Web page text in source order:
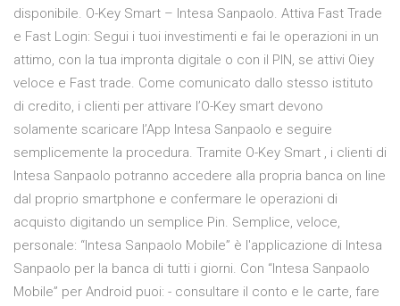
disponibile. O-Key Smart – Intesa Sanpaolo. Attiva Fast Trade
e Fast Login: Segui i tuoi investimenti e fai le operazioni in un
attimo, con la tua impronta digitale o con il PIN, se attivi Oiey
veloce e Fast trade. Come comunicato dallo stesso istituto
di credito, i clienti per attivare l’O-Key smart devono
solamente scaricare l’App Intesa Sanpaolo e seguire
semplicemente la procedura. Tramite O-Key Smart , i clienti di
Intesa Sanpaolo potranno accedere alla propria banca on line
dal proprio smartphone e confermare le operazioni di
acquisto digitando un semplice Pin. Semplice, veloce,
personale: “Intesa Sanpaolo Mobile” è l'applicazione di Intesa
Sanpaolo per la banca di tutti i giorni. Con “Intesa Sanpaolo
Mobile” per Android puoi: - consultare il conto e le carte, fare